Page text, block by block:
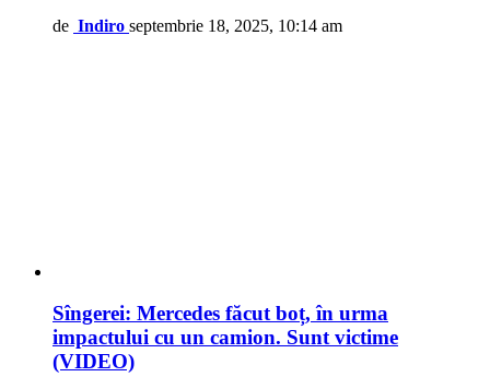
de Indiro septembrie 18, 2025, 10:14 am
Sîngerei: Mercedes făcut boț, în urma
impactului cu un camion. Sunt victime
(VIDEO)